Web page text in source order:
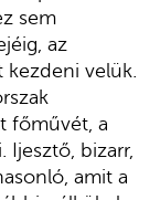
sem
az
kezdeni velük.
főművét, a
Ijesztő, bizarr,
amit a